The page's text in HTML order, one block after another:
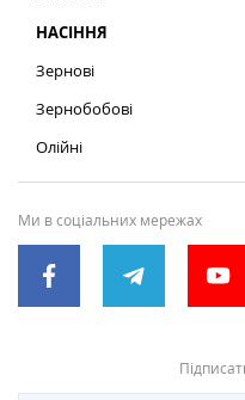
НАСІННЯ
Зернові
Зернобобові
Олійні
Ми в соціальних мережах